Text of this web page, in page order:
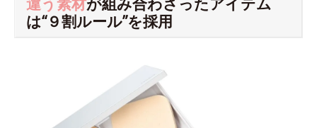
は“９割ルール”を採用